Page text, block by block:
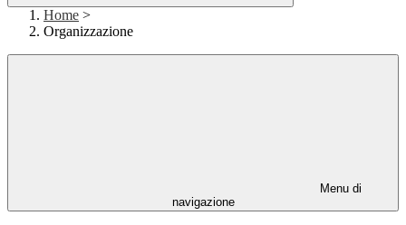
Home >
Organizzazione
Menu di
navigazione